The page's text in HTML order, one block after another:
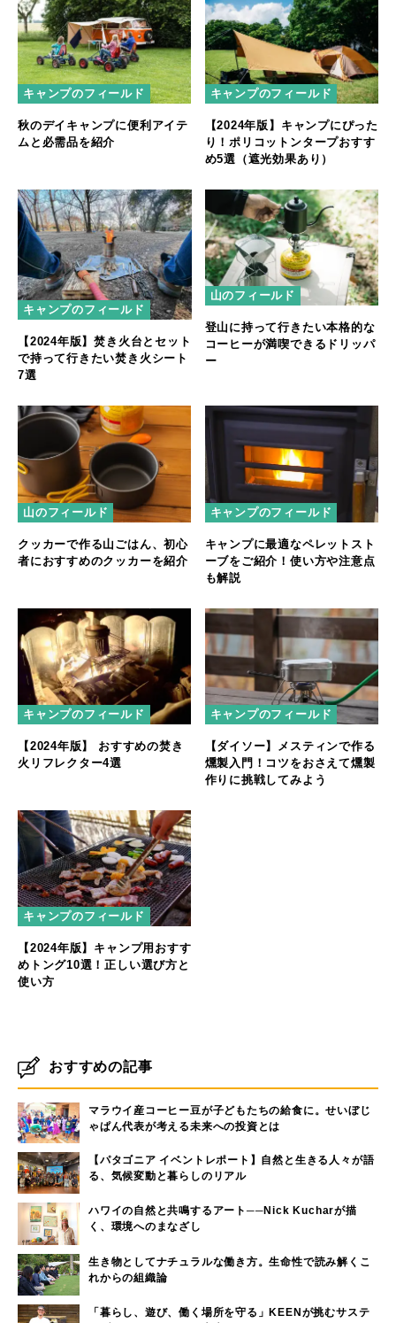
キャンプのフィールド
秋のデイキャンプに便利アイテ
ムと必需品を紹介
キャンプのフィールド
【2024年版】キャンプにぴった
り！ポリコットンタープおすす
め5選（遮光効果あり）
キャンプのフィールド
【2024年版】焚き火台とセット
で持って行きたい焚き火シート
7選
山のフィールド
登山に持って行きたい本格的な
コーヒーが満喫できるドリッパ
ー
山のフィールド
クッカーで作る山ごはん、初心
者におすすめのクッカーを紹介
キャンプのフィールド
キャンプに最適なペレットスト
ーブをご紹介！使い方や注意点
も解説
キャンプのフィールド
【2024年版】 おすすめの焚き
火リフレクター4選
キャンプのフィールド
【ダイソー】メスティンで作る
燻製入門！コツをおさえて燻製
作りに挑戦してみよう
キャンプのフィールド
【2024年版】キャンプ用おすす
めトング10選！正しい選び方と
使い方
おすすめの記事
マラウイ産コーヒー豆が子どもたちの給食に。せいぼじ
ゃぱん代表が考える未来への投資とは
【パタゴニア イベントレポート】自然と生きる人々が語
る、気候変動と暮らしのリアル
ハワイの自然と共鳴するアート──Nick Kucharが描
く、環境へのまなざし
生き物としてナチュラルな働き方。生命性で読み解くこ
れからの組織論
「暮らし、遊び、働く場所を守る」KEENが挑むサステ